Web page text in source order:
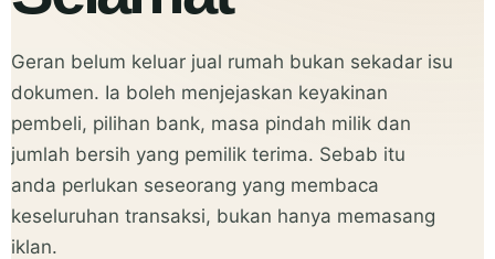
Geran belum keluar jual rumah bukan sekadar isu
dokumen. Ia boleh menjejaskan keyakinan
pembeli, pilihan bank, masa pindah milik dan
jumlah bersih yang pemilik terima. Sebab itu
anda perlukan seseorang yang membaca
keseluruhan transaksi, bukan hanya memasang
iklan.